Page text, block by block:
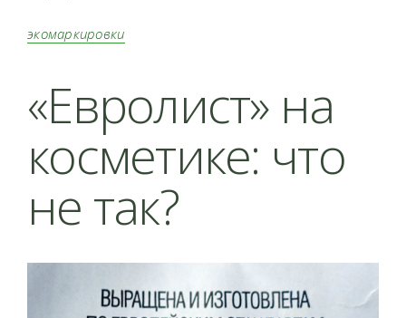
экомаркировки
«Евролист» на
косметике: что
не так?